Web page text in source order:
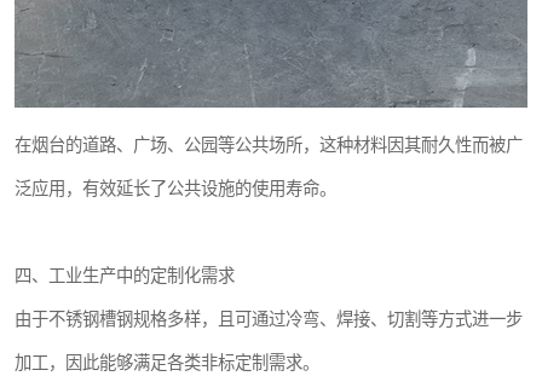
在烟台的道路、广场、公园等公共场所，这种材料因其耐久性而被广
泛应用，有效延长了公共设施的使用寿命。
四、工业生产中的定制化需求
由于不锈钢槽钢规格多样，且可通过冷弯、焊接、切割等方式进一步
加工，因此能够满足各类非标定制需求。